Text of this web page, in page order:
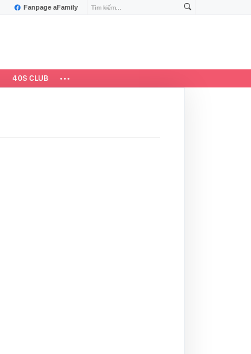
Fanpage aFamily
40S CLUB